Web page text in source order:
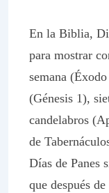
En la Biblia,
para mostrar
semana
(Génesis 1),
candelabros
de
Días de Panes
que después